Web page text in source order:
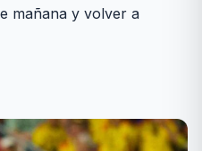
mañana y volver a